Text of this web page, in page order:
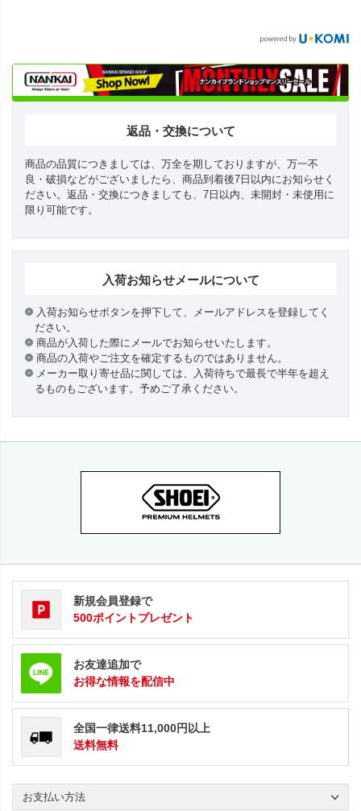
返品・交換について
商品の品質につきましては、万全を期しておりますが、万一不
良・破損などがございましたら、商品到着後7日以内にお知らせく
ださい。返品・交換につきましても、7日以内、未開封・未使用に
限り可能です。
入荷お知らせメールについて
入荷お知らせボタンを押下して、メールアドレスを登録してく
ださい。
商品が入荷した際にメールでお知らせいたします。
商品の入荷やご注文を確定するものではありません。
メーカー取り寄せ品に関しては、入荷待ちで最長で半年を超え
るものもございます。予めご了承ください。
新規会員登録で
500ポイントプレゼント
お友達追加で
お得な情報を配信中
全国一律送料11,000円以上
送料無料
お支払い方法